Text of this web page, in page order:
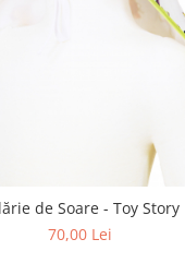
Pălărie de Soare - Toy Story
70,00 Lei